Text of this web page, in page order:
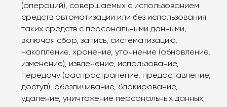
(операций), совершаемых с использованием
средств автоматизации или без использования
таких средств с персональными данными,
включая сбор, запись, систематизацию,
накопление, хранение, уточнение (обновление,
изменение), извлечение, использование,
передачу (распространение, предоставление,
доступ), обезличивание, блокирование,
удаление, уничтожение персональных данных;